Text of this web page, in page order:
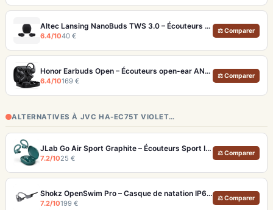
Altec Lansing NanoBuds TWS 3.0 – Écouteurs True Wireless IP55 et 24h d'autonomie
6.4/1040 €
⚖ Comparer
Honor Earbuds Open – Écouteurs open-ear ANC 24dB avec traduction IA temps réel
6.4/10169 €
⚖ Comparer
ALTERNATIVES À JVC HA-EC75T VIOLET…
JLab Go Air Sport Graphite – Écouteurs Sport IP55 Crochets d'Oreille
7.2/1025 €
⚖ Comparer
Shokz OpenSwim Pro – Casque de natation IP68 avec MP3 32 Go et Bluetooth
7.2/10199 €
⚖ Comparer